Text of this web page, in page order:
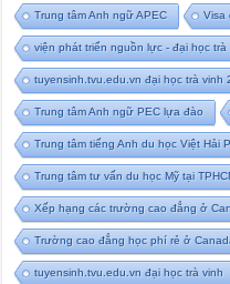
Trung tâm Anh ngữ APEC Visa
viện phát triển nguồn lực - đại học trà
tuyensinh.tvu.edu.vn đại học trà vinh
Trung tâm Anh ngữ PEC lựa đào
Trung tâm tiếng Anh du học Việt Hải
Trung tâm tư vấn du học Mỹ tại
Xếp hạng các trường cao đẳng ở
Trường cao đẳng học phí rẻ ở
tuyensinh.tvu.edu.vn đại học trà vinh